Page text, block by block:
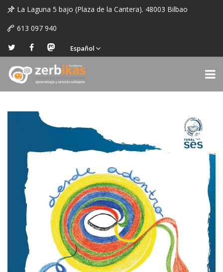
La Laguna 5 bajo (Plaza de la Cantera). 48003 Bilbao
613 097 940
Español